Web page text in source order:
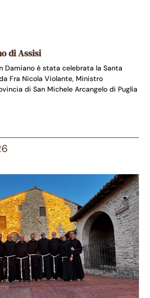
di Assisi
Damiano è stata celebrata la Santa
Fra Nicola Violante, Ministro
di San Michele Arcangelo di Puglia